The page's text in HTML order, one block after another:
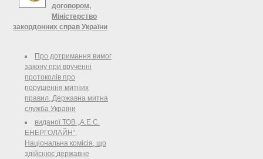
договором,
Міністерство
закордонних справ України
України Апарат Верховної Ради
України Секретаріат Кабінету
Міністрів України Міністерство
економічного розвитку і торгівлі
України Посольство України в
Китайській Народній Республіці
Про дотримання вимог
закону при врученні
протоколів про
порушення митних
правил, Державна митна
служба України
виданої ТОВ „А.Е.С.
ЕНЕРГОЛАЙН”,
Національна комісія, що
здійснює державне